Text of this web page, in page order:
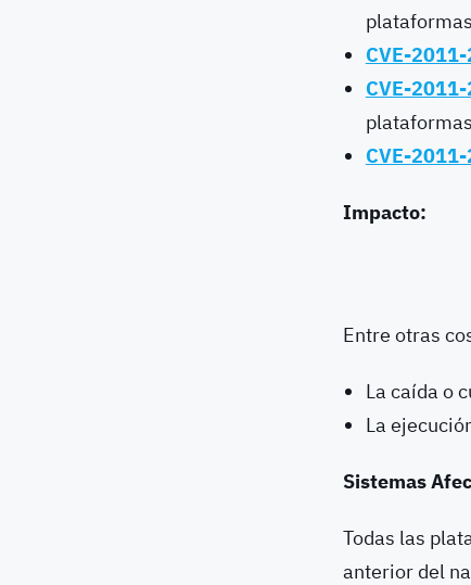
CVE-
CVE-
CVE-
Impacto:
Entre otras
La caída o
La
Sistemas
Todas las
anterior del